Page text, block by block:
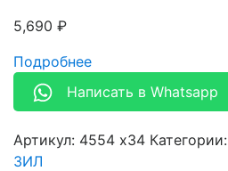
5,690 ₽
Подробнее
Написать в Whatsapp
Артикул: 4554 х34 Категории:
ЗИЛ